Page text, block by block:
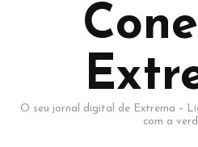
O seu jornal digital de Extrema –
com a